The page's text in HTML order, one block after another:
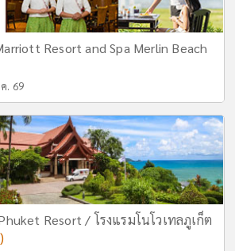
Resort and Spa Merlin Beach
. 69
Resort / โรงแรมโนโวเทลภูเก็ต